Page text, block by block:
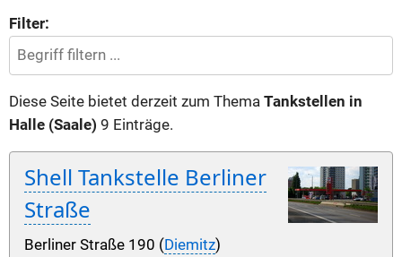
Filter:
Diese Seite bietet derzeit zum Thema Tankstellen in
Halle (Saale) 9 Einträge.
Shell Tankstelle Berliner
Straße
Berliner Straße 190 ( Diemitz)